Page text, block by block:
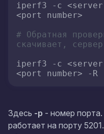
iperf3 -c <server
<port number>
# Обратная
скачивает,
iperf3 -c <server
<port number> -R
Здесь -p - номер
работает на порту 5201